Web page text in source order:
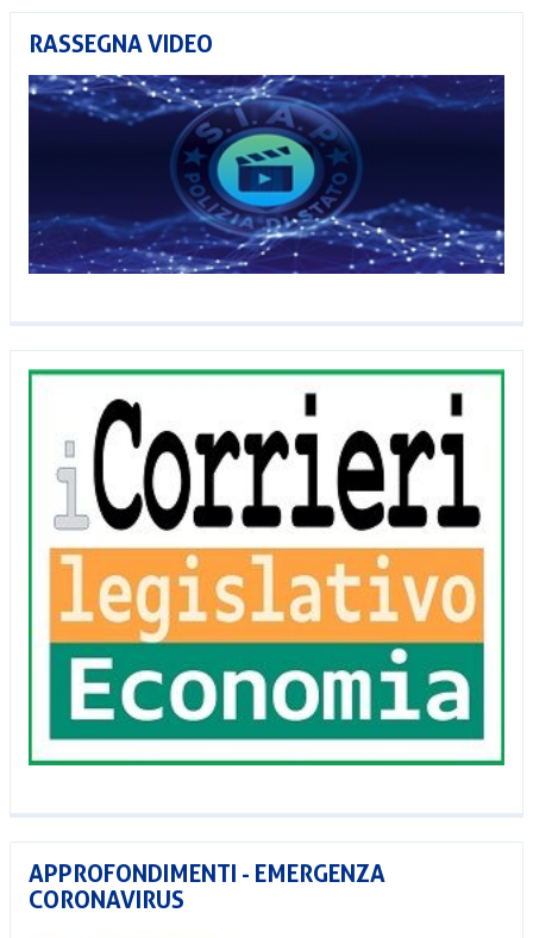
RASSEGNA VIDEO
APPROFONDIMENTI - EMERGENZA
CORONAVIRUS